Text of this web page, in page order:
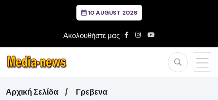
10 AUGUST 2026
Ακολουθήστε μας
Αρχική Σελίδα
Γρεβενα